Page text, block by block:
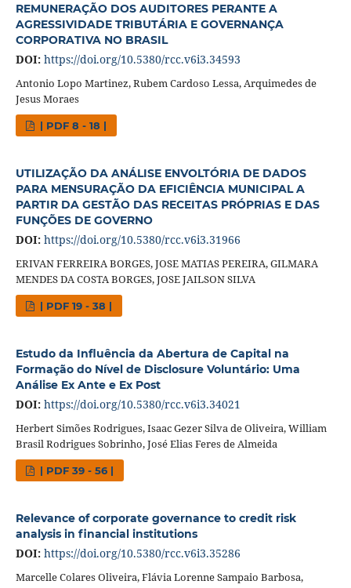
REMUNERAÇÃO DOS AUDITORES PERANTE A
AGRESSIVIDADE TRIBUTÁRIA E GOVERNANÇA
CORPORATIVA NO BRASIL
DOI: https://doi.org/10.5380/rcc.v6i3.34593
Antonio Lopo Martinez, Rubem Cardoso Lessa, Arquimedes de
Jesus Moraes
| PDF 8 - 18 |
UTILIZAÇÃO DA ANÁLISE ENVOLTÓRIA DE DADOS
PARA MENSURAÇÃO DA EFICIÊNCIA MUNICIPAL A
PARTIR DA GESTÃO DAS RECEITAS PRÓPRIAS E DAS
FUNÇÕES DE GOVERNO
DOI: https://doi.org/10.5380/rcc.v6i3.31966
ERIVAN FERREIRA BORGES, JOSE MATIAS PEREIRA, GILMARA
MENDES DA COSTA BORGES, JOSE JAILSON SILVA
| PDF 19 - 38 |
Estudo da Influência da Abertura de Capital na
Formação do Nível de Disclosure Voluntário: Uma
Análise Ex Ante e Ex Post
DOI: https://doi.org/10.5380/rcc.v6i3.34021
Herbert Simões Rodrigues, Isaac Gezer Silva de Oliveira, William
Brasil Rodrigues Sobrinho, José Elias Feres de Almeida
| PDF 39 - 56 |
Relevance of corporate governance to credit risk
analysis in financial institutions
DOI: https://doi.org/10.5380/rcc.v6i3.35286
Marcelle Colares Oliveira, Flávia Lorenne Sampaio Barbosa,